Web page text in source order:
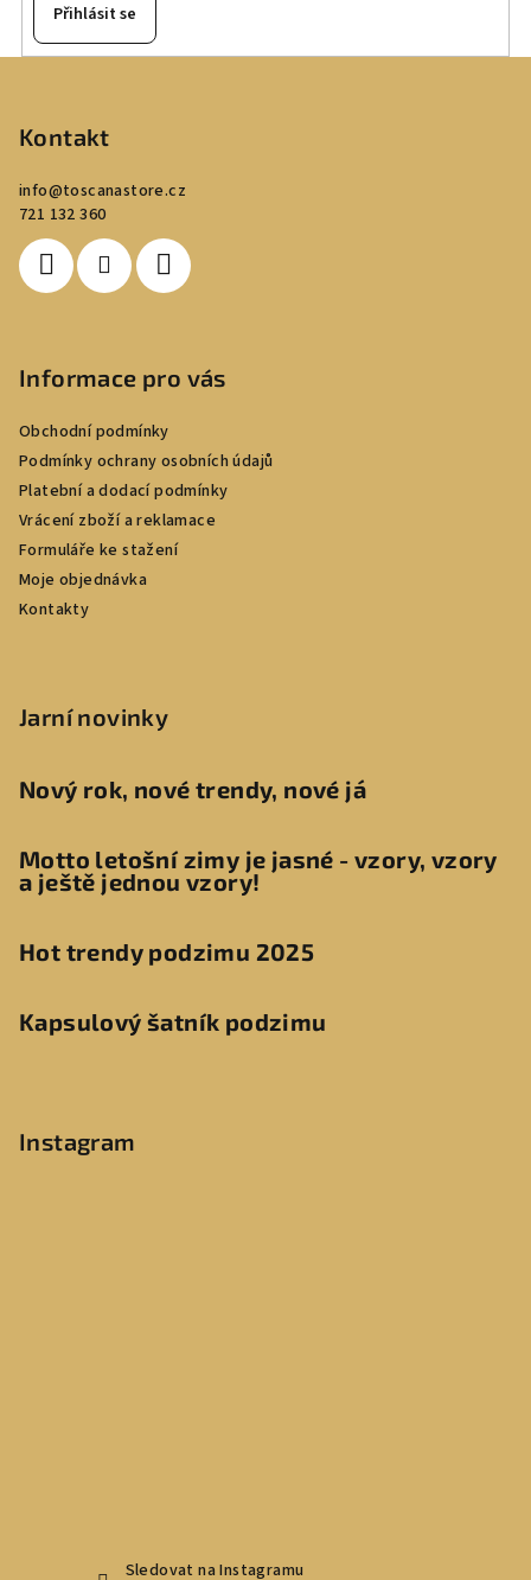
Přihlásit se
Kontakt
info@toscanastore.cz
721 132 360
Informace pro vás
Obchodní podmínky
Podmínky ochrany osobních údajů
Platební a dodací podmínky
Vrácení zboží a reklamace
Formuláře ke stažení
Moje objednávka
Kontakty
Jarní novinky
Nový rok, nové trendy, nové já
Motto letošní zimy je jasné - vzory, vzory
a ještě jednou vzory!
Hot trendy podzimu 2025
Kapsulový šatník podzimu
Instagram
Sledovat na Instagramu